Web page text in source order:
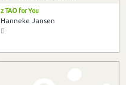
z TAO for You
Hanneke Jansen